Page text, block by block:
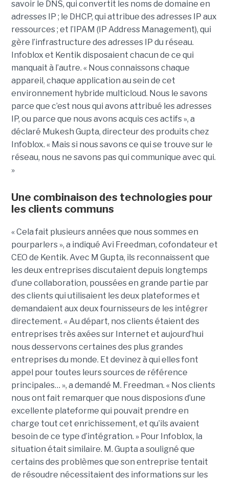
savoir le DNS, qui convertit les noms de domaine en
adresses IP ; le DHCP, qui attribue des adresses IP aux
ressources ; et l’IPAM (IP Address Management), qui
gère l’infrastructure des adresses IP du réseau.
Infoblox et Kentik disposaient chacun de ce qui
manquait à l’autre. « Nous connaissons chaque
appareil, chaque application au sein de cet
environnement hybride multicloud. Nous le savons
parce que c’est nous qui avons attribué les adresses
IP, ou parce que nous avons acquis ces actifs », a
déclaré Mukesh Gupta, directeur des produits chez
Infoblox. « Mais si nous savons ce qui se trouve sur le
réseau, nous ne savons pas qui communique avec qui.
»
Une combinaison des technologies pour
les clients communs
« Cela fait plusieurs années que nous sommes en
pourparlers », a indiqué Avi Freedman, cofondateur et
CEO de Kentik. Avec M Gupta, ils reconnaissent que
les deux entreprises discutaient depuis longtemps
d’une collaboration, poussées en grande partie par
des clients qui utilisaient les deux plateformes et
demandaient aux deux fournisseurs de les intégrer
directement. « Au départ, nos clients étaient des
entreprises très axées sur Internet et aujourd’hui
nous desservons certaines des plus grandes
entreprises du monde. Et devinez à qui elles font
appel pour toutes leurs sources de référence
principales… », a demandé M. Freedman. « Nos clients
nous ont fait remarquer que nous disposions d’une
excellente plateforme qui pouvait prendre en
charge tout cet enrichissement, et qu’ils avaient
besoin de ce type d’intégration. » Pour Infoblox, la
situation était similaire. M. Gupta a souligné que
certains des problèmes que son entreprise tentait
de résoudre nécessitaient des informations sur les